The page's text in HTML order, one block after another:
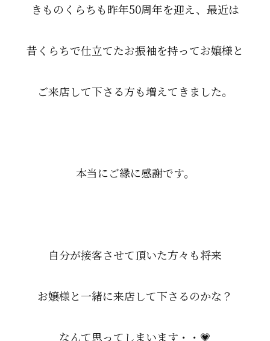
きものくらちも昨年50周年を迎え、最近は
昔くらちで仕立てたお振袖を持ってお嬢様と
ご来店して下さる方も増えてきました。
本当にご縁に感謝です。
自分が接客させて頂いた方々も将来
お嬢様と一緒に来店して下さるのかな？
なんて思ってしまいます・・💗